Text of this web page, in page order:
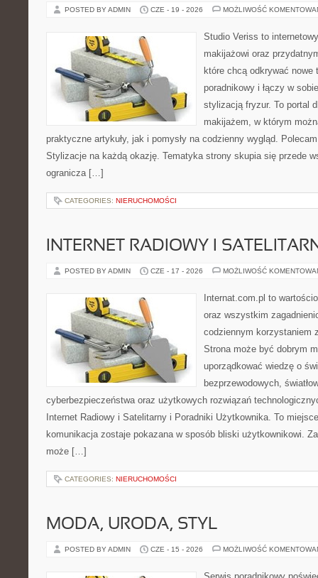
POSTED BY ADMIN CZE - 19 - 2026 MOŻLIWOŚĆ
Studio Veriss to
makijażowi oraz
które chcą odkrywać nowe
poradnikowy i łączy w
stylizacją fryzur. To portal
makijażem, w którym
praktyczne artykuły, jak i pomysły na codzienny wygląd.
Stylizacje na każdą okazję. Tematyka strony skupia się przede
ogranicza […]
CATEGORIES: NIERUCHOMOŚCI
INTERNET RADIOWY I
POSTED BY ADMIN CZE - 17 - 2026 MOŻLIWOŚĆ
Internat.com.pl to
oraz wszystkim
codziennym korzystaniem
Strona może być dobrym
uporządkować wiedzę o
bezprzewodowych,
cyberbezpieczeństwa oraz użytkowych rozwiązań
Internet Radiowy i Satelitarny i Poradniki Użytkownika. To
komunikacja zostaje pokazana w sposób bliski użytkownikowi.
może […]
CATEGORIES: NIERUCHOMOŚCI
MODA, URODA, STYL
POSTED BY ADMIN CZE - 15 - 2026 MOŻLIWOŚĆ